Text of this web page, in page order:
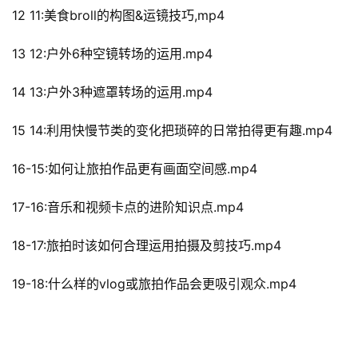
行
快
眼
例
避
指
12 11:美食broll的构图&运镜技巧,mp4
13 12:户外6种空镜转场的运用.mp4
14 13:户外3种遮罩转场的运用.mp4
15 14:利用快慢节类的变化把琐碎的日常拍得更有趣.mp4
16-15:如何让旅拍作品更有画面空间感.mp4
17-16:音乐和视频卡点的进阶知识点.mp4
18-17:旅拍时该如何合理运用拍摄及剪技巧.mp4
19-18:什么样的vlog或旅拍作品会更吸引观众.mp4